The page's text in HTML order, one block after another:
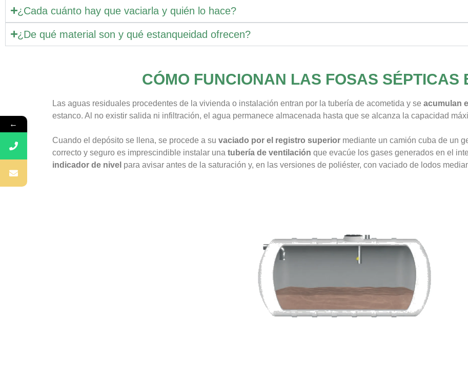
¿Cada cuánto hay que vaciarla y quién lo hace?
¿De qué material son y qué estanqueidad ofrecen?
CÓMO FUNCIONAN LAS FOSAS SÉPTICAS
Las aguas residuales procedentes de la vivienda o instalación entran por la tubería de acometida y se acumulan
estanco. Al no existir salida ni infiltración, el agua permanece almacenada hasta que se alcanza la capacidad
Cuando el depósito se llena, se procede a su vaciado por el registro superior mediante un camión cuba de un
correcto y seguro es imprescindible instalar una tubería de ventilación que evacúe los gases generados en el
indicador de nivel para avisar antes de la saturación y, en las versiones de poliéster, con vaciado de lodos
←